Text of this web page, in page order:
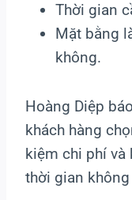
Thời gian
Mặt bằng
không.
Hoàng Diệp
khách hàng
kiệm chi phí và
thời gian